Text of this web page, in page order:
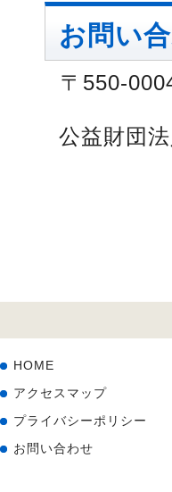
お問い
〒550-
公益財団
HOME
アクセスマップ
プライバシーポリシー
お問い合わせ